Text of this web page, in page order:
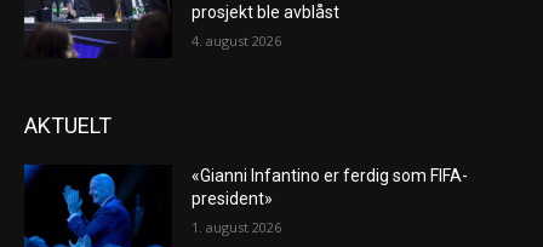
prosjekt ble avblåst
4. august 2026
AKTUELT
«Gianni Infantino er ferdig som FIFA-
president»
1. august 2026